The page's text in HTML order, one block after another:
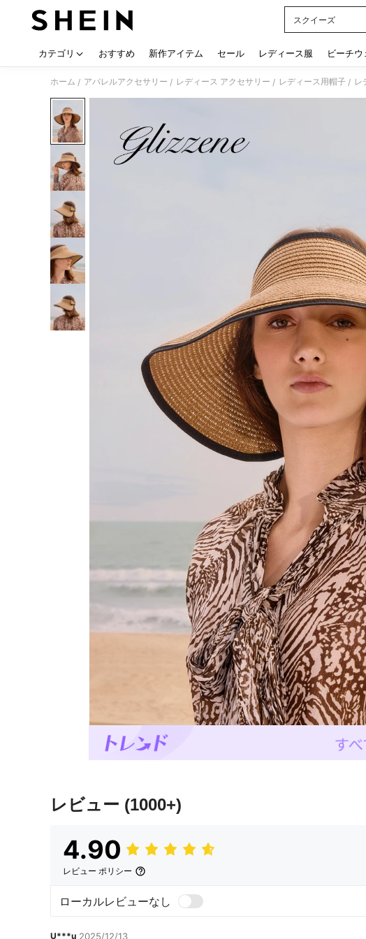
スクイーズ
カテゴリ おすすめ 新作アイテム セール レディース服 ビーチウ
ホーム / アパレルアクセサリー / レディース アクセサリー / レディース用帽子 / レ
レビュー (1000+)
4.90
レビュー ポリシー
ローカルレビューなし
U***u 2025/12/13